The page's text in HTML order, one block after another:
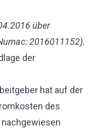
über
2016011152).
der
hat auf der
des